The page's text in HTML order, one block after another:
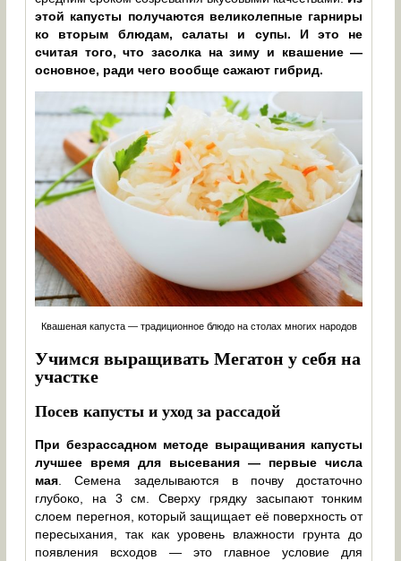
этой капусты получаются великолепные гарниры
ко вторым блюдам, салаты и супы. И это не
считая того, что засолка на зиму и квашение —
основное, ради чего вообще сажают гибрид.
Квашеная капуста — традиционное блюдо на столах многих народов
Учимся выращивать Мегатон у себя на
участке
Посев капусты и уход за рассадой
При безрассадном методе выращивания капусты
лучшее время для высевания — первые числа
мая. Семена заделываются в почву достаточно
глубоко, на 3 см. Сверху грядку засыпают тонким
слоем перегноя, который защищает её поверхность от
пересыхания, так как уровень влажности грунта до
появления всходов — это главное условие для